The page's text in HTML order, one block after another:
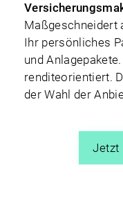
Maßgeschneidert
Ihr persönliches
und
renditeorientiert.
der Wahl der
Jetzt